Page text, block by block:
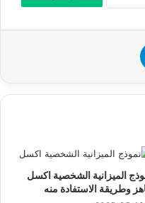
الميزانية الشخصية اكسل
وطريقة الاستفادة منه